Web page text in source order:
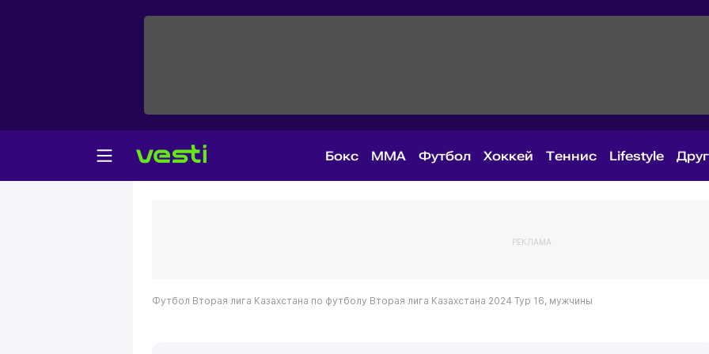
Бокс MMA Футбол Хоккей Теннис Lifestyle
РЕКЛАМА
Футбол Вторая лига Казахстана по футболу Вторая лига Казахстана 2024 Тур 16, мужчины